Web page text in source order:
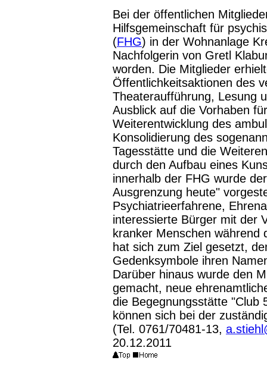
Bei der öffentlichen
Hilfsgemeinschaft für
(FHG) in der Wohnanlage
Nachfolgerin von Gretl
worden. Die Mitglieder
Öffentlichkeitsaktionen des
Theateraufführung, Lesung
Ausblick auf die Vorhaben
Weiterentwicklung des
Konsolidierung des
Tagesstätte und die
durch den Aufbau eines
innerhalb der FHG wurde
Ausgrenzung heute"
Psychiatrieerfahrene,
interessierte Bürger mit der
kranker Menschen während
hat sich zum Ziel gesetzt,
Gedenksymbole ihren
Darüber hinaus wurde den
gemacht, neue
die Begegnungsstätte "Club
können sich bei der
(Tel. 0761/70481-13,
20.12.2011